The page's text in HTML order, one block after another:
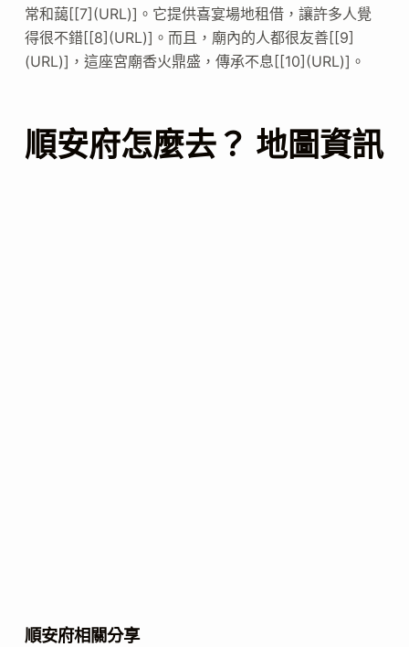
常和藹[[7](URL)]。它提供喜宴場地租借，讓許多人覺
得很不錯[[8](URL)]。而且，廟內的人都很友善[[9]
(URL)]，這座宮廟香火鼎盛，傳承不息[[10](URL)]。
順安府怎麼去？ 地圖資訊
順安府相關分享